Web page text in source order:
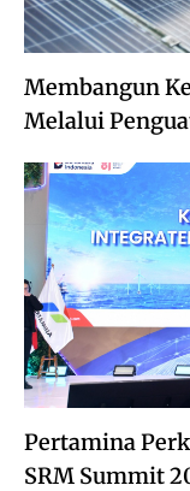
Membangun
Melalui
Pertamina
SRM Summit